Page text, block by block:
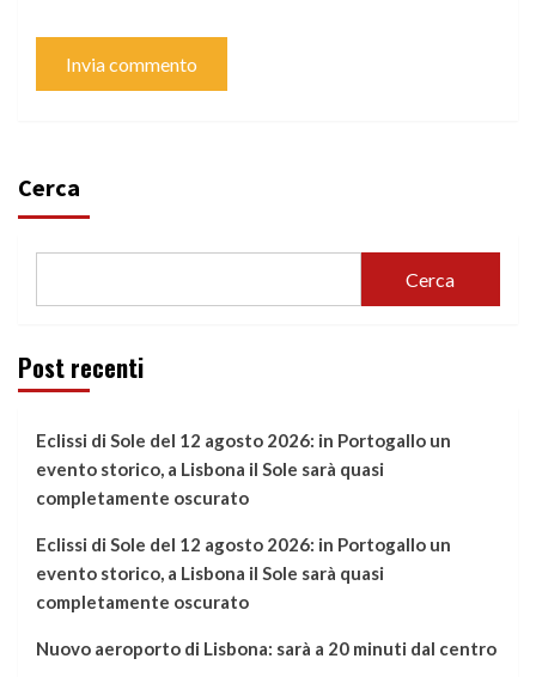
Cerca
Cerca
Post recenti
Eclissi di Sole del 12 agosto 2026: in Portogallo un
evento storico, a Lisbona il Sole sarà quasi
completamente oscurato
Eclissi di Sole del 12 agosto 2026: in Portogallo un
evento storico, a Lisbona il Sole sarà quasi
completamente oscurato
Nuovo aeroporto di Lisbona: sarà a 20 minuti dal centro